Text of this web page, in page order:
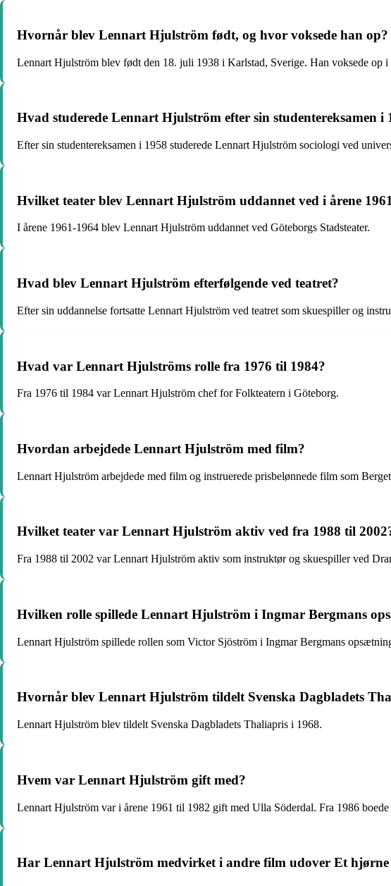
Hvornår blev Lennart Hjulström født, og hvor voksede han op?
Lennart Hjulström blev født den 18. juli 1938 i Karlstad, Sverige. Han voksede
Hvad studerede Lennart Hjulström efter sin studentereksamen i
Efter sin studentereksamen i 1958 studerede Lennart Hjulström sociologi ved
Hvilket teater blev Lennart Hjulström uddannet ved i årene
I årene 1961-1964 blev Lennart Hjulström uddannet ved Göteborgs Stadsteater.
Hvad blev Lennart Hjulström efterfølgende ved teatret?
Efter sin uddannelse fortsatte Lennart Hjulström ved teatret som skuespiller og
Hvad var Lennart Hjulströms rolle fra 1976 til 1984?
Fra 1976 til 1984 var Lennart Hjulström chef for Folkteatern i Göteborg.
Hvordan arbejdede Lennart Hjulström med film?
Lennart Hjulström arbejdede med film og instruerede prisbelønnede film som
Hvilket teater var Lennart Hjulström aktiv ved fra 1988 til
Fra 1988 til 2002 var Lennart Hjulström aktiv som instruktør og skuespiller ved
Hvilken rolle spillede Lennart Hjulström i Ingmar Bergmans
Lennart Hjulström spillede rollen som Victor Sjöström i Ingmar Bergmans
Hvornår blev Lennart Hjulström tildelt Svenska Dagbladets
Lennart Hjulström blev tildelt Svenska Dagbladets Thaliapris i 1968.
Hvem var Lennart Hjulström gift med?
Lennart Hjulström var i årene 1961 til 1982 gift med Ulla Söderdal. Fra 1986
Har Lennart Hjulström medvirket i andre film udover Et hjørne